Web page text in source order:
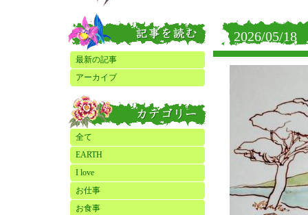
最新の記事
アーカイブ
全て
EARTH
I love
お仕事
お食事
2026/05/18